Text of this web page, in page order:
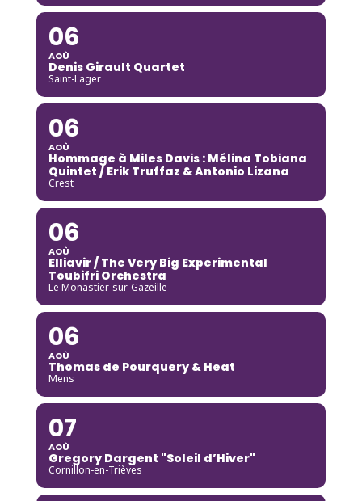
06
AOÛ
Denis Girault Quartet
Saint-Lager
06
AOÛ
Hommage à Miles Davis : Mélina Tobiana
Quintet / Erik Truffaz & Antonio Lizana
Crest
06
AOÛ
Elliavir / The Very Big Experimental
Toubifri Orchestra
Le Monastier-sur-Gazeille
06
AOÛ
Thomas de Pourquery & Heat
Mens
07
AOÛ
Gregory Dargent "Soleil d’Hiver"
Cornillon-en-Trièves